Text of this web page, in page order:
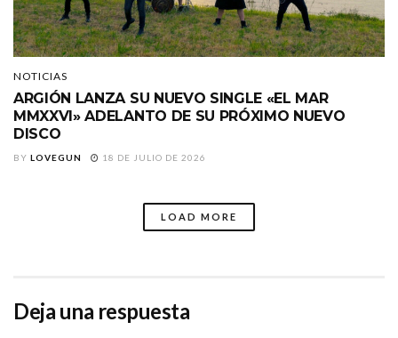
NOTICIAS
ARGIÓN LANZA SU NUEVO SINGLE «EL MAR
MMXXVI» ADELANTO DE SU PRÓXIMO NUEVO
DISCO
BY LOVEGUN 18 DE JULIO DE 2026
LOAD MORE
Deja una respuesta